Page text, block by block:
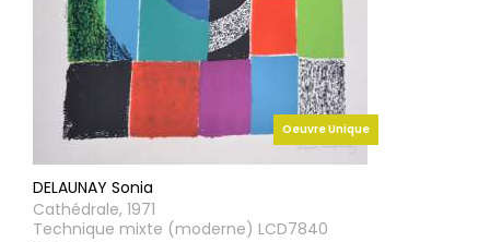
Oeuvre Unique
DELAUNAY Sonia
Cathédrale, 1971
Technique mixte (moderne) LCD7840